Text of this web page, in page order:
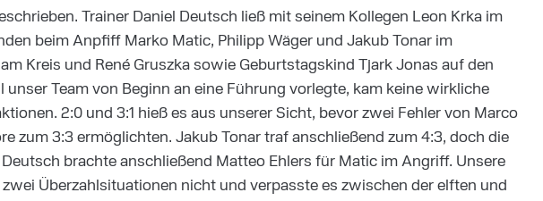
Trainer Daniel Deutsch ließ mit seinem Kollegen Leon Krka im
beim Anpfiff Marko Matic, Philipp Wäger und Jakub Tonar im
Kreis und René Gruszka sowie Geburtstagskind Tjark Jonas auf den
Team von Beginn an eine Führung vorlegte, kam keine wirkliche
2:0 und 3:1 hieß es aus unserer Sicht, bevor zwei Fehler von Marco
zum 3:3 ermöglichten. Jakub Tonar traf anschließend zum 4:3, doch die
brachte anschließend Matteo Ehlers für Matic im Angriff. Unsere
Überzahlsituationen nicht und verpasste es zwischen der elften und